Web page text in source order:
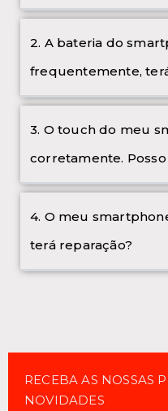
2. A bateria do
frequentemente,
3. O touch do meu
corretamente.
4. O meu
terá reparação?
RECEBA AS NOSSAS
NOVIDADES